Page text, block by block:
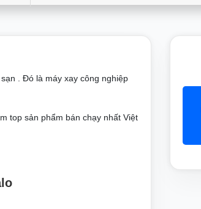
. Đó là máy xay công nghiệp
top sản phẩm bán chạy nhất Việt